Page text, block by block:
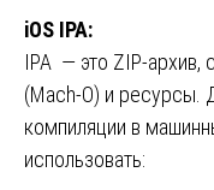
iOS IPA:
IPA — это ZIP-
(Mach-O) и ресурсы.
компиляции в
использовать: